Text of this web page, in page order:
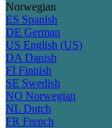
Norwegian
ES Spanish
DE German
US English (US)
DA Danish
FI Finnish
SE Swedish
NO Norwegian
NL Dutch
FR French